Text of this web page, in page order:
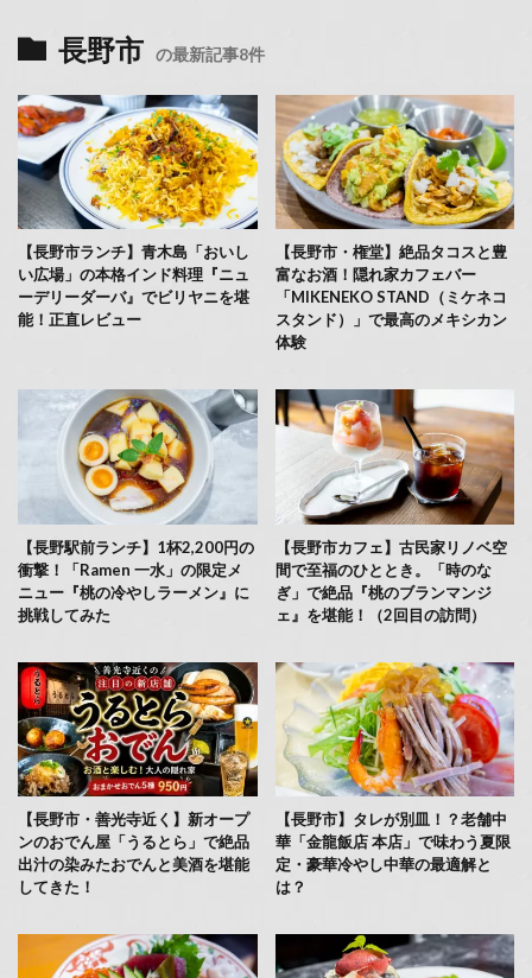
長野市 の最新記事8件
【長野市ランチ】青木島「おいし
い広場」の本格インド料理『ニュ
ーデリーダーバ』でビリヤニを堪
能！正直レビュー
【長野市・権堂】絶品タコスと豊
富なお酒！隠れ家カフェバー
「MIKENEKO STAND（ミケネコ
スタンド）」で最高のメキシカン
体験
【長野駅前ランチ】1杯2,200円の
衝撃！「Ramen 一水」の限定メ
ニュー『桃の冷やしラーメン』に
挑戦してみた
【長野市カフェ】古民家リノベ空
間で至福のひととき。「時のな
ぎ」で絶品『桃のブランマンジ
ェ』を堪能！（2回目の訪問）
【長野市・善光寺近く】新オープ
ンのおでん屋「うるとら」で絶品
出汁の染みたおでんと美酒を堪能
してきた！
【長野市】タレが別皿！？老舗中
華「金龍飯店 本店」で味わう夏限
定・豪華冷やし中華の最適解と
は？